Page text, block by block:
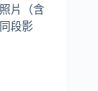
片（含
段影